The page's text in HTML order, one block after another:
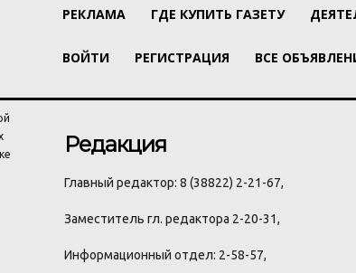
РЕКЛАМА ГДЕ КУПИТЬ ГАЗЕТУ
ВОЙТИ РЕГИСТРАЦИЯ ВСЕ
Редакция
Главный редактор: 8 (38822) 2-21-67,
Заместитель гл. редактора 2-20-31,
Информационный отдел: 2-58-57,